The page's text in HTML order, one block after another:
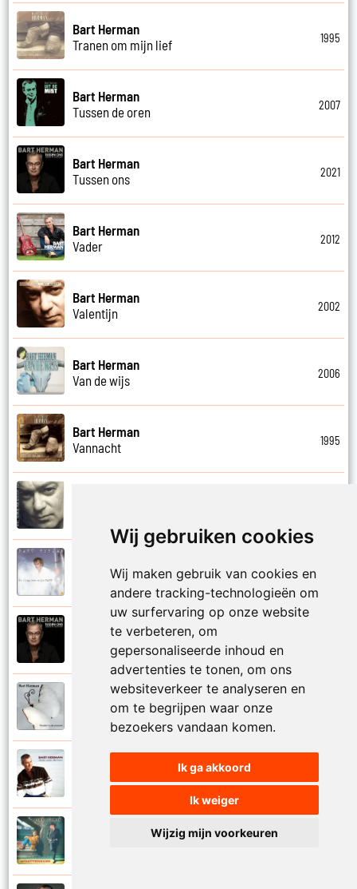
Wij gebruiken cookies
Wij maken gebruik van cookies en
andere tracking-technologieën om
uw surfervaring op onze website
te verbeteren, om
gepersonaliseerde inhoud en
advertenties te tonen, om ons
websiteverkeer te analyseren en
om te begrijpen waar onze
bezoekers vandaan komen.
Ik ga akkoord
Ik weiger
Wijzig mijn voorkeuren
Bart Herman
Tranen om mijn lief
1995
Bart Herman
Tussen de oren
2007
Bart Herman
Tussen ons
2021
Bart Herman
Vader
2012
Bart Herman
Valentijn
2002
Bart Herman
Van de wijs
2006
Bart Herman
Vannacht
1995
Bart Herman
Vertrouwelijk
Bart Herman
Victoria
Bart Herman
Vlinder in de sneeuw
Vlinders passie stille tranen